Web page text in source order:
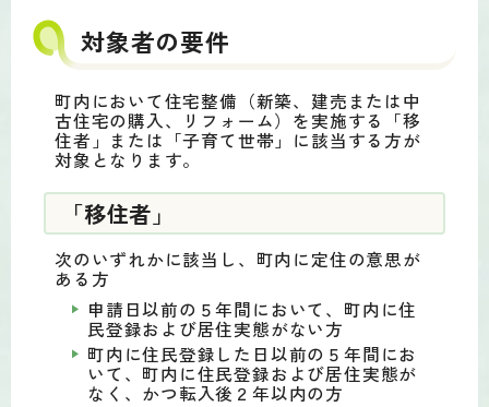
対象者の要件
町内において住宅整備（新築、建売または中
古住宅の購入、リフォーム）を実施する「移
住者」または「子育て世帯」に該当する方が
対象となります。
「移住者」
次のいずれかに該当し、町内に定住の意思が
ある方
申請日以前の５年間において、町内に住
民登録および居住実態がない方
町内に住民登録した日以前の５年間にお
いて、町内に住民登録および居住実態が
なく、かつ転入後２年以内の方